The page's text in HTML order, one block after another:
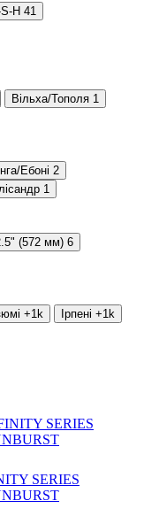
H 41
Вільха/Тополя 1
Ебоні 2
1
(572 мм) 6
+1 k Ірпені +1 k
SERIES